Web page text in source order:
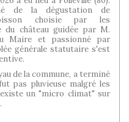
de la dégustation de
choisie par les
château guidée par M.
Maire et passionné par
générale statutaire s'est
de la commune, a terminé
pas pluvieuse malgré les
un "micro climat" sur